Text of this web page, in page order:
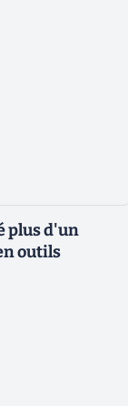
plus d'un
outils